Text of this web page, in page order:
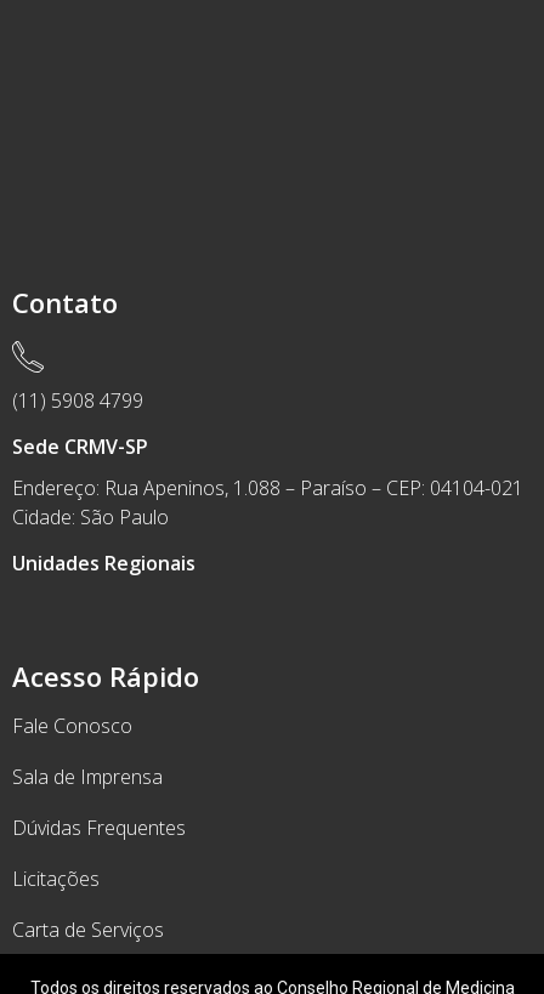
Acesso Rápido
Fale Conosco
Sala de Imprensa
Dúvidas Frequentes
Licitações
Carta de Serviços
Contato
(11) 5908 4799
Sede CRMV-SP
Endereço: Rua Apeninos, 1.088 – Paraíso – CEP: 04104-021
Cidade: São Paulo
Unidades Regionais
Todos os direitos reservados ao Conselho Regional de Medicina